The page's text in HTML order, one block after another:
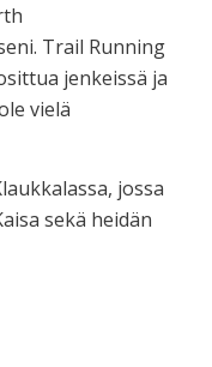
Trail Running
jenkeissä ja
vielä
jossa
sekä heidän